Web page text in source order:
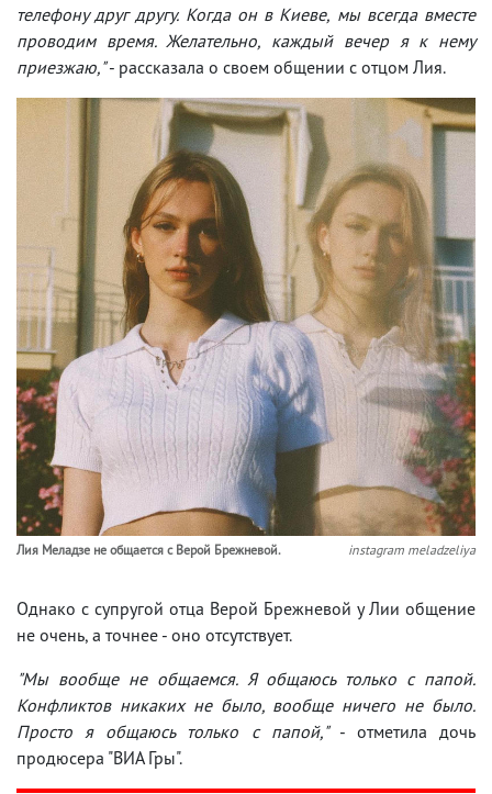
телефону друг другу. Когда он в Киеве, мы всегда вместе
проводим время. Желательно, каждый вечер я к нему
приезжаю,"- рассказала о своем общении с отцом Лия.
Лия Меладзе не общается с Верой Брежневой. instagram meladzeliya
Однако с супругой отца Верой Брежневой у Лии общение
не очень, а точнее - оно отсутствует.
"Мы вообще не общаемся. Я общаюсь только с папой.
Конфликтов никаких не было, вообще ничего не было.
Просто я общаюсь только с папой,"- отметила дочь
продюсера "ВИА Гры".